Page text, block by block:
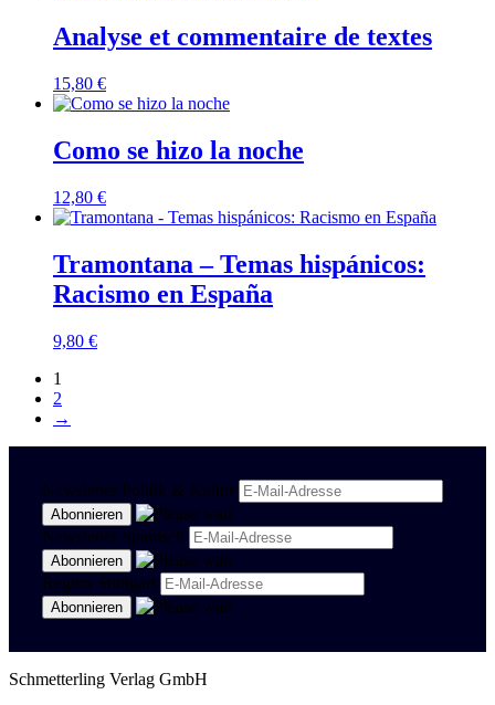
Analyse et commentaire de textes
15,80 €
Como se hizo la noche
12,80 €
Tramontana – Temas hispánicos:
Racismo en España
9,80 €
1
2
→
Newsletter Politik & Kultur
Newsletter Spanisch
Region Stuttgart
Schmetterling Verlag GmbH